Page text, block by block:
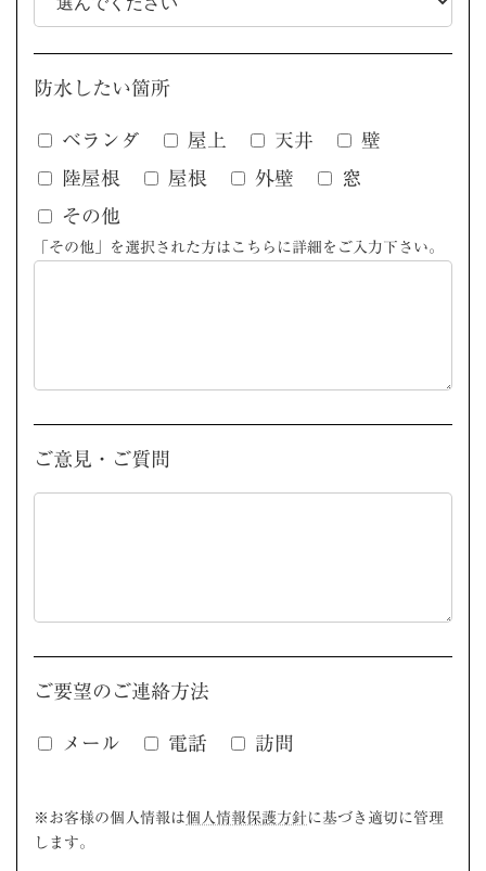
防水したい箇所
ベランダ 屋上 天井
壁
陸屋根
屋根 外壁
窓
その他
「その他」を選択された方はこちらに詳細をご入力下さい。
ご意見・ご質問
ご要望のご連絡方法
メール 電話 訪問
※お客様の個人情報は個人情報保護方針に基づき適切に管理
します。